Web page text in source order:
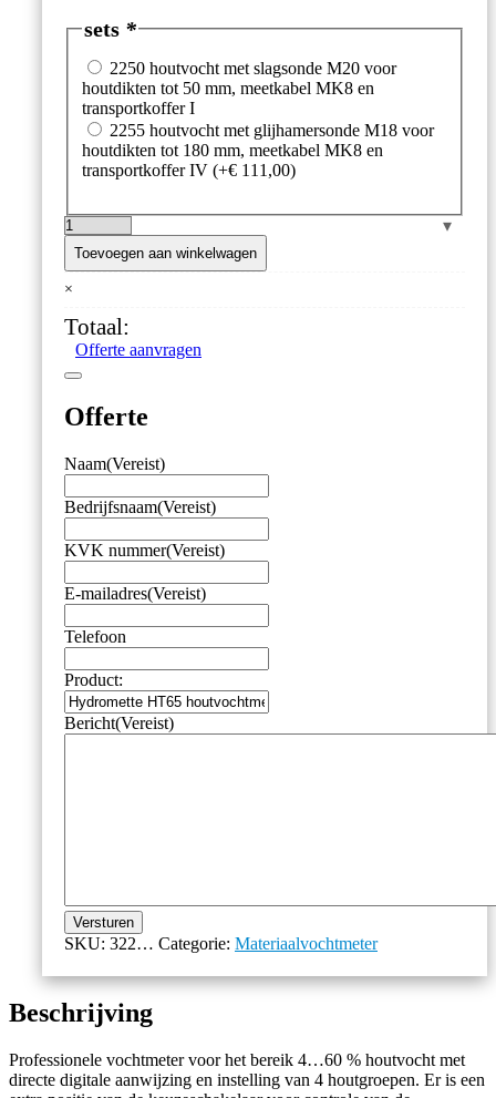
sets *
2250 houtvocht met slagsonde M20 voor
houtdikten tot 50 mm, meetkabel MK8 en
transportkoffer I
2255 houtvocht met glijhamersonde M18 voor
houtdikten tot 180 mm, meetkabel MK8 en
transportkoffer IV (+€ 111,00)
Hydromette
HT65
houtvochtmeter
aantal
Toevoegen aan winkelwagen
×
Totaal:
Offerte aanvragen
Offerte
Naam(Vereist)
Bedrijfsnaam(Vereist)
KVK nummer(Vereist)
E-mailadres(Vereist)
Telefoon
Product:
Bericht(Vereist)
Versturen
SKU: 322… Categorie: Materiaalvochtmeter
Beschrijving
Professionele vochtmeter voor het bereik 4…60 % houtvocht met
directe digitale aanwijzing en instelling van 4 houtgroepen. Er is een